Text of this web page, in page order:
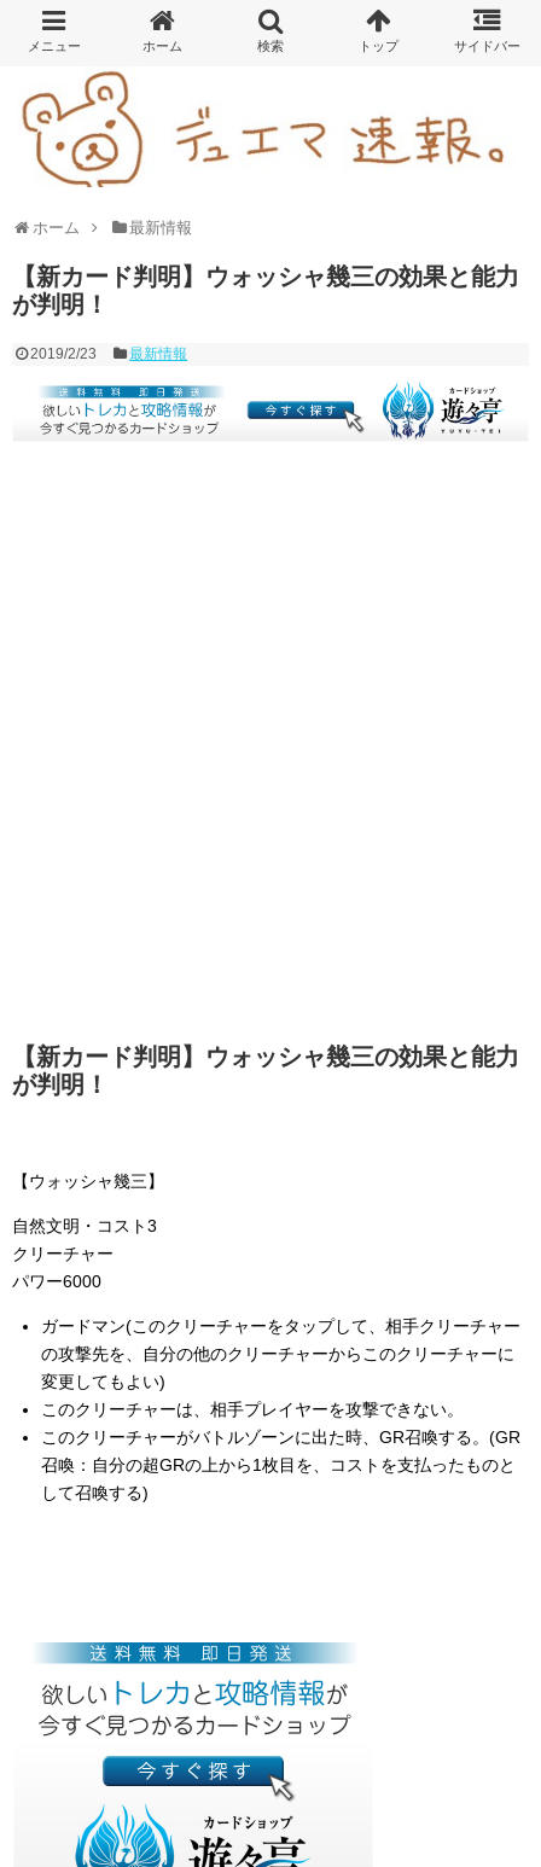
ホーム 最新情報
【新カード判明】ウォッシャ幾三の効果と能力
が判明！
2019/2/23 最新情報
【新カード判明】ウォッシャ幾三の効果と能力
が判明！
【ウォッシャ幾三】
自然文明・コスト3
クリーチャー
パワー6000
ガードマン(このクリーチャーをタップして、相手クリーチャー
の攻撃先を、自分の他のクリーチャーからこのクリーチャーに
変更してもよい)
このクリーチャーは、相手プレイヤーを攻撃できない。
このクリーチャーがバトルゾーンに出た時、GR召喚する。(GR
召喚：自分の超GRの上から1枚目を、コストを支払ったものと
して召喚する)